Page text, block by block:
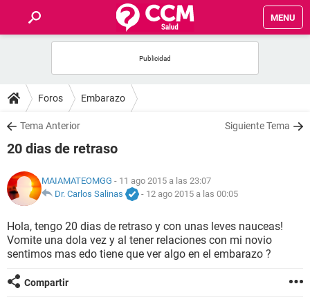
MENU
FOROS
SALUD
NUTRICIÓN
BIENESTAR
Foros Embarazo
Tema Anterior Siguiente Tema
20 dias de retraso
MAIAMATEOMGG - 11 ago 2015 a las 23:07
Dr. Carlos Salinas
- 12 ago 2015 a las 00:05
Hola, tengo 20 dias de retraso y con unas leves nauceas!
Vomite una dola vez y al tener relaciones con mi novio
sentimos mas edo tiene que ver algo en el embarazo ?
Compartir